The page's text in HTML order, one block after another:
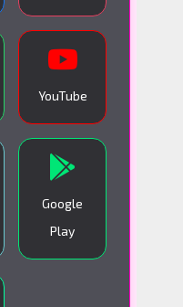
YouTube
Google
Play